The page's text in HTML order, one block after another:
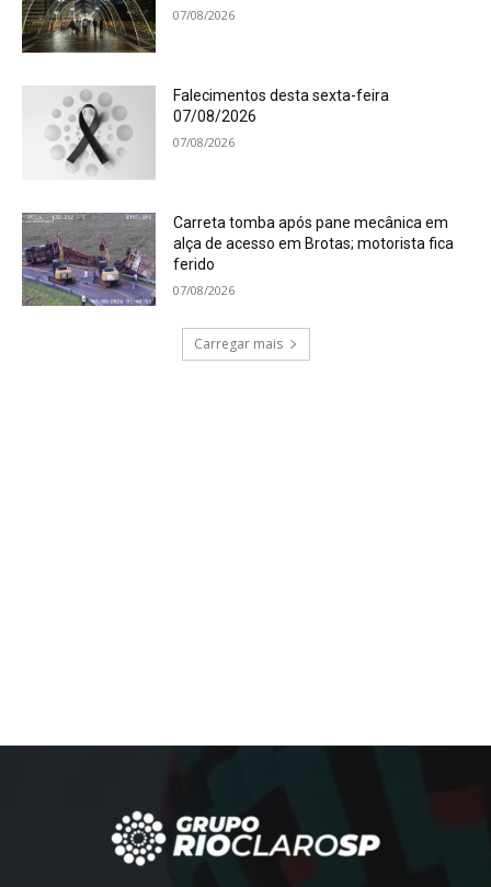
07/08/2026
Falecimentos desta sexta-feira
07/08/2026
07/08/2026
Carreta tomba após pane mecânica em
alça de acesso em Brotas; motorista fica
ferido
07/08/2026
Carregar mais